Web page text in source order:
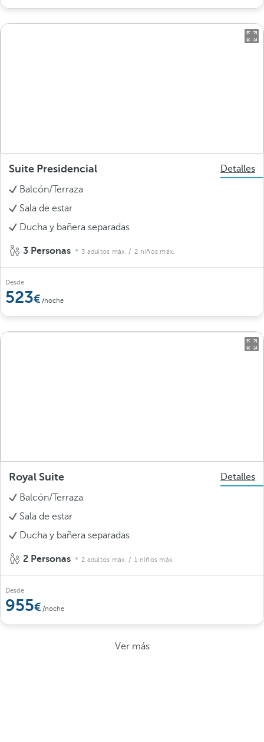
Suite Presidencial
Detalles
Balcón/Terraza
Sala de estar
Ducha y bañera separadas
3 Personas 3 adultos máx. / 2 niños máx.
Desde
523 /noche
Royal Suite
Detalles
Balcón/Terraza
Sala de estar
Ducha y bañera separadas
2 Personas 2 adultos máx. / 1 niños máx.
Desde
955 /noche
Ver más